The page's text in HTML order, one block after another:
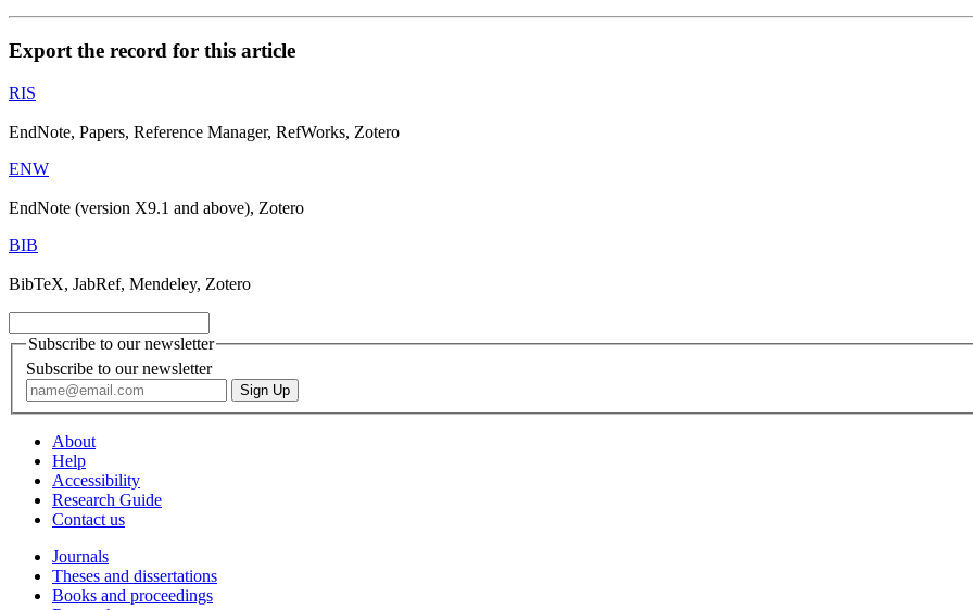
Export the record for this article
RIS
EndNote, Papers, Reference Manager, RefWorks, Zotero
ENW
EndNote (version X9.1 and above), Zotero
BIB
BibTeX, JabRef, Mendeley, Zotero
Subscribe to our newsletter
Subscribe to our newsletter
About
Help
Accessibility
Research Guide
Contact us
Journals
Theses and dissertations
Books and proceedings